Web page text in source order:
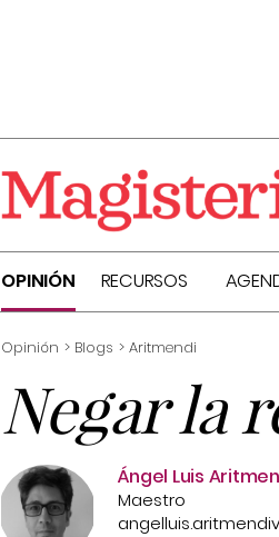
OPINIÓN RECURSOS
Opinión Blogs Aritmendi
Negar la
Ángel Luis
Maestro